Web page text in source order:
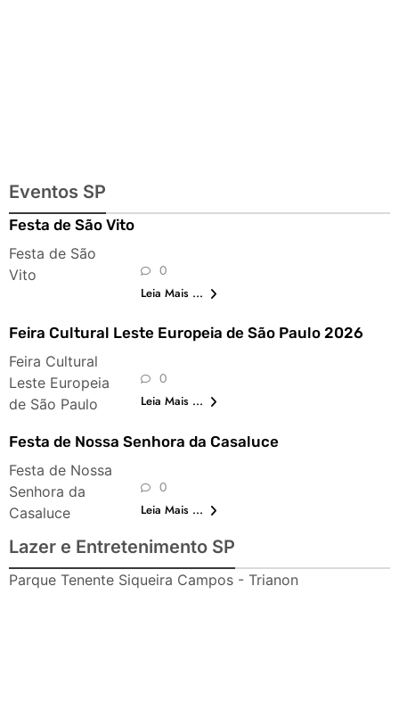
Eventos SP
Festa de São Vito
Festa de São
Vito
0
Leia Mais ...
Feira Cultural Leste Europeia de São Paulo 2026
Feira Cultural
Leste Europeia
de São Paulo
0
Leia Mais ...
Festa de Nossa Senhora da Casaluce
Festa de Nossa
Senhora da
Casaluce
0
Leia Mais ...
Lazer e Entretenimento SP
Parque Tenente Siqueira Campos - Trianon